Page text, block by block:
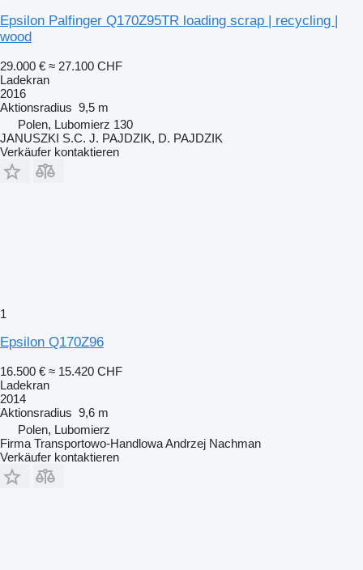
Epsilon Palfinger Q170Z95TR loading scrap | recycling |
wood
29.000 € ≈ 27.100 CHF
Ladekran
2016
Aktionsradius 9,5 m
Polen, Lubomierz 130
JANUSZKI S.C. J. PAJDZIK, D. PAJDZIK
Verkäufer kontaktieren
1
Epsilon Q170Z96
16.500 € ≈ 15.420 CHF
Ladekran
2014
Aktionsradius 9,6 m
Polen, Lubomierz
Firma Transportowo-Handlowa Andrzej Nachman
Verkäufer kontaktieren